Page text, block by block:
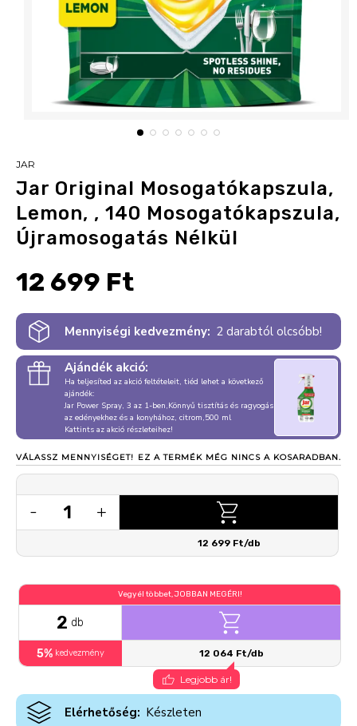
JAR
Jar Original Mosogatókapszula,
Lemon, , 140 Mosogatókapszula,
Újramosogatás Nélkül
12 699 Ft
Mennyiségi kedvezmény: 2 darabtól olcsóbb!
Ajándék akció:
Ha teljesíted az akció feltételeit, tiéd lehet a következő
ajándék:
Jar Power Spray, 3 az 1-ben,Könnyű tisztítás és ragyogás
az edényekhez és a konyhához, citrom,500 ml
Kattints az akció részleteihez!
VÁLASSZ MENNYISÉGET! EZ A TERMÉK MÉG NINCS A KOSARADBAN.
- 1 +
12 699 Ft/db
Vegyél többet, JOBBAN MEGÉRI!
2 db
5% kedvezmény 12 064 Ft/db
Legjobb ár!
Elérhetőség: Készleten